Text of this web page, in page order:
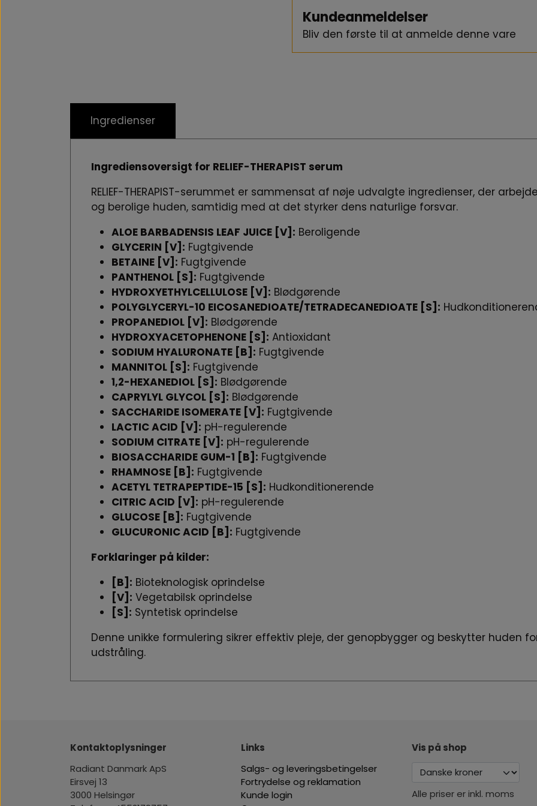
Kundeanmeldelser
Bliv den første til at anmelde denne vare
Ingredienser
Ingrediensoversigt for RELIEF-THERAPIST serum
RELIEF-THERAPIST-serummet er sammensat af nøje udvalgte ingredienser, der
og berolige huden, samtidig med at det styrker dens naturlige forsvar.
ALOE BARBADENSIS LEAF JUICE [V]: Beroligende
GLYCERIN [V]: Fugtgivende
BETAINE [V]: Fugtgivende
PANTHENOL [S]: Fugtgivende
HYDROXYETHYLCELLULOSE [V]: Blødgørende
POLYGLYCERYL-10 EICOSANEDIOATE/TETRADECANEDIOATE [S]:
PROPANEDIOL [V]: Blødgørende
HYDROXYACETOPHENONE [S]: Antioxidant
SODIUM HYALURONATE [B]: Fugtgivende
MANNITOL [S]: Fugtgivende
1,2-HEXANEDIOL [S]: Blødgørende
CAPRYLYL GLYCOL [S]: Blødgørende
SACCHARIDE ISOMERATE [V]: Fugtgivende
LACTIC ACID [V]: pH-regulerende
SODIUM CITRATE [V]: pH-regulerende
BIOSACCHARIDE GUM-1 [B]: Fugtgivende
RHAMNOSE [B]: Fugtgivende
ACETYL TETRAPEPTIDE-15 [S]: Hudkonditionerende
CITRIC ACID [V]: pH-regulerende
GLUCOSE [B]: Fugtgivende
GLUCURONIC ACID [B]: Fugtgivende
Forklaringer på kilder:
[B]: Bioteknologisk oprindelse
[V]: Vegetabilsk oprindelse
[S]: Syntetisk oprindelse
Denne unikke formulering sikrer effektiv pleje, der genopbygger og beskytter huden
udstråling.
Kontaktoplysninger
Radiant Danmark ApS
Eirsvej 13
3000 Helsingør
Links
Salgs- og leveringsbetingelser
Fortrydelse og reklamation
Kunde login
Vis på shop
Alle priser er inkl. moms